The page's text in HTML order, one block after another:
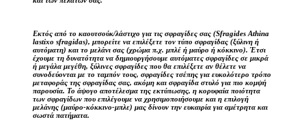
Εκτός από το καουτσούκ/λάστιχο για τις σφραγίδες σας (Sfragides Athina
lastixo sfragidas), μπορείτε να επιλέξετε τον τύπο σφραγίδας (ξύλινη ή
αυτόματη) και το μελάνι σας (χρώμα π.χ. μπλέ ή μαύρο ή κόκκινο). Έτσι
έχουμε τη δυνατότητα να δημιουργήσουμε αυτόματες σφραγίδες σε μικρά
ή μεγάλα μεγέθη, ξύλινες σφραγίδες που θα επιλέξετε αν θέλετε να
συνοδεύονται με το ταμπόν τους, σφραγίδες τσέπης για ευκολότερο τρόπο
μεταφοράς της σφραγίδας σας, ακόμη και σφραγίδα στυλό για πιο κομψή
παρουσία. Το άψογο αποτέλεσμα της εκτύπωσης, η κορυφαία ποιότητα
των σφραγίδων που επιλέγουμε να χρησιμοποιήσουμε και η επιλογή
μελάνης (μαύρο-κόκκινο-μπλε) μας δίνουν την ευκαιρία για αμέτρητα και
σωστά πατήματα.